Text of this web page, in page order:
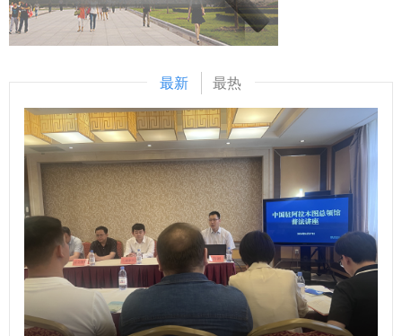
对青年法治人才成长的重视与关怀。 我校作为最高人民检察
院确定的第一批开展“检察实务专家进校园”活动的院校，自
第11期讲座的举办，既是最高检对学校法治人才培养工作成效
的肯定与持续支持，也是检校双方共同践行习近平法治思想、
全面贯彻党的二十大、二十届三中全会精神，落实新时代科教
兴国战略和人才强国战略的重要举措。 讲座结束后，苗生明
一行对我校卓越法治人才培养工作情况进行深入了解，并实地
走访了校史馆和习近平法治思想“三进”成果展室。 （供稿：教
务处 撰稿：殷晓明 审核：李大勇）
党政治责任，强化严管严治，层层传导压力，推动中央八项规
定精神层层落实、一贯到底。要健全完善作风建设常态化长效
化制度机制，补齐制度漏洞，狠抓制度执行，切实将制度成果
转化为推动学校发展的治理效能。要持续稳步推进机构改革、
干部聘任等工作，加强干部队伍建设，不断提升干部战略思
维、创新意识和执行效能，释放办学活力。要巩固拓展学习教
育成果，一严到底推动作风建设走深走实，切实把学习教育成
果转化为推动学校事业高质量发展的强大动力。 校领导，党
委委员，党群职能部门负责人，各二级党组织书记参加会
议。 （供稿：党委组织部 撰稿：樊丁 审核：李君）
待。他介绍道，本次到访的代表均高度重视并积极投身中德两
国法学教育与研究的交流合作，对中国怀有深厚感情。他表
示，希望以此次访问为契机，搭建合作桥梁，推动双方开展务
实多元的交流合作。 外宾到访当日恰逢我国第41个教师节，
我校“‘德语+法学’联合学士学位项目”学生代表特意为老师们献
上了鲜花与节日祝福。 座谈后，托马斯・默勒斯教授一行分
别前往国际法学院（国际仲裁学院）和经济法学院（知识产权
学院）开展“欧盟去国际化与其他挑战”“法律创新来源：欧盟数
字合同法”“欧盟劳动法与社会保障”等三场法学专题讲座，与我
校师生围绕中外法学热点研究问题进行深入探讨，取得积极交
流成效。 （供稿：国际交流与合作处 撰稿：刘思涵 审核：陈
最新 最热